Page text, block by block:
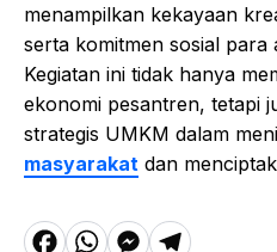
menampilkan kekayaan
serta komitmen sosial para
Kegiatan ini tidak hanya
ekonomi pesantren, tetapi
strategis UMKM dalam
masyarakat dan